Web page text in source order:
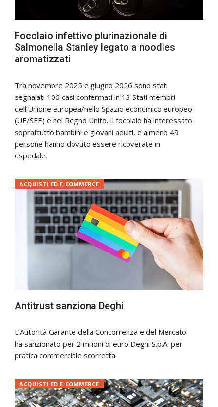
Focolaio infettivo plurinazionale di
Salmonella Stanley legato a noodles
aromatizzati
Tra novembre 2025 e giugno 2026 sono stati
segnalati 106 casi confermati in 13 Stati membri
dell’Unione europea/nello Spazio economico europeo
(UE/SEE) e nel Regno Unito. Il focolaio ha interessato
soprattutto bambini e giovani adulti, e almeno 49
persone hanno dovuto essere ricoverate in
ospedale.
Antitrust sanziona Deghi
ACQUISTI ED E-COMMERCE
L’Autorità Garante della Concorrenza e del Mercato
ha sanzionato per 2 milioni di euro Deghi S.p.A. per
pratica commerciale scorretta.
ACQUISTI ED E-COMMERCE